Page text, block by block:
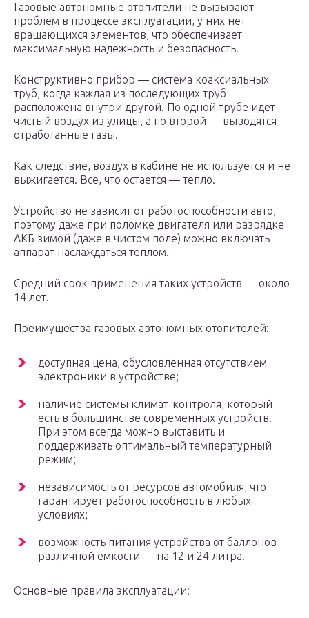
Газовые автономные отопители не вызывают
проблем в процессе эксплуатации, у них нет
вращающихся элементов, что обеспечивает
максимальную надежность и безопасность.
Конструктивно прибор — система коаксиальных
труб, когда каждая из последующих труб
расположена внутри другой. По одной трубе идет
чистый воздух из улицы, а по второй — выводятся
отработанные газы.
Как следствие, воздух в кабине не используется и не
выжигается. Все, что остается — тепло.
Устройство не зависит от работоспособности авто,
поэтому даже при поломке двигателя или разрядке
АКБ зимой (даже в чистом поле) можно включать
аппарат наслаждаться теплом.
Средний срок применения таких устройств — около
14 лет.
Преимущества газовых автономных отопителей:
доступная цена, обусловленная отсутствием
электроники в устройстве;
наличие системы климат-контроля, который
есть в большинстве современных устройств.
При этом всегда можно выставить и
поддерживать оптимальный температурный
режим;
независимость от ресурсов автомобиля, что
гарантирует работоспособность в любых
условиях;
возможность питания устройства от баллонов
различной емкости — на 12 и 24 литра.
Основные правила эксплуатации: